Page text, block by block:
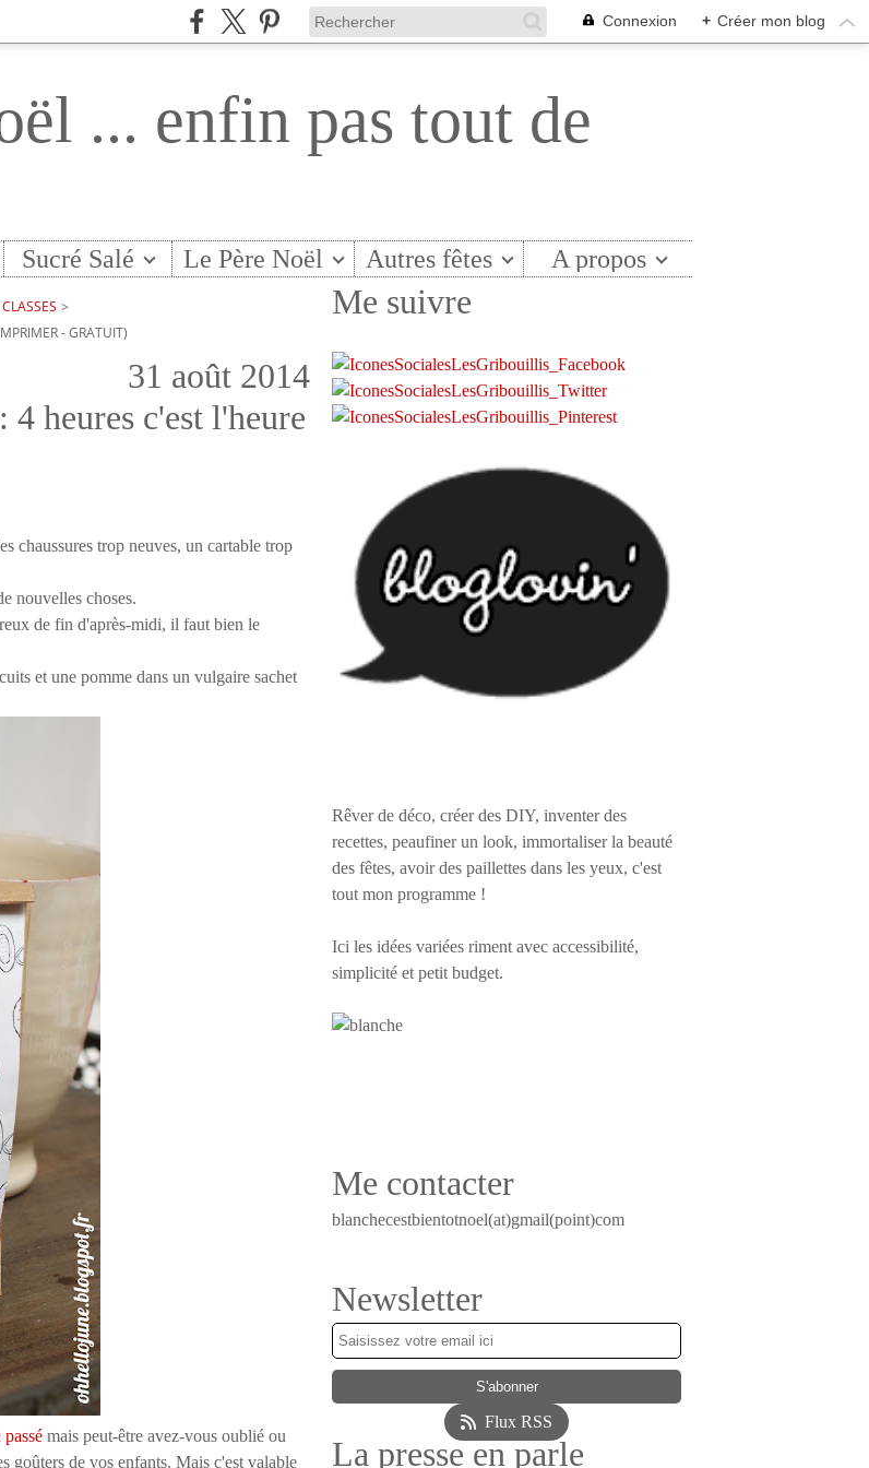
Connexion + Créer mon blog
... enfin pas tout de
Sucré Salé Le Père Noël Autres fêtes A propos
>
- GRATUIT)
31 août 2014
heures c'est l'heure
chaussures trop neuves, un cartable trop
nouvelles choses.
de fin d'après-midi, il faut bien le
et une pomme dans un vulgaire sachet
mais peut-être avez-vous oublié ou
goûters de vos enfants. Mais c'est valable
Me suivre
Rêver de déco, créer des DIY, inventer des
recettes, peaufiner un look, immortaliser la beauté
des fêtes, avoir des paillettes dans les yeux, c'est
tout mon programme !
Ici les idées variées riment avec accessibilité,
simplicité et petit budget.
Me contacter
blanchecestbientotnoel(at)gmail(point)com
Newsletter
Flux RSS
La presse en parle